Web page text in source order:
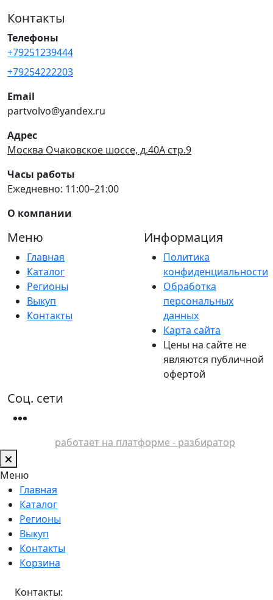
Контакты
Телефоны
+79251239444
+79254222203
Email
partvolvo@yandex.ru
Адрес
Москва Очаковское шоссе, д.40А стр.9
Часы работы
Ежедневно: 11:00–21:00
О компании
Меню
Главная
Каталог
Регионы
Выкуп
Контакты
Информация
Политика
конфиденциальности
Обработка
персональных
данных
Карта сайта
Цены на сайте не
являются публичной
офертой
Соц. сети
работает на платформе - разбиратор
Меню
Главная
Каталог
Регионы
Выкуп
Контакты
Корзина
Контакты: